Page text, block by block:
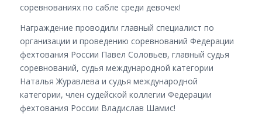
соревнованиях по сабле среди девочек!
Награждение проводили главный специалист по
организации и проведению соревнований Федерации
фехтования России Павел Соловьев, главный судья
соревнований, судья международной категории
Наталья Журавлева и судья международной
категории, член судейской коллегии Федерации
фехтования России Владислав Шамис!